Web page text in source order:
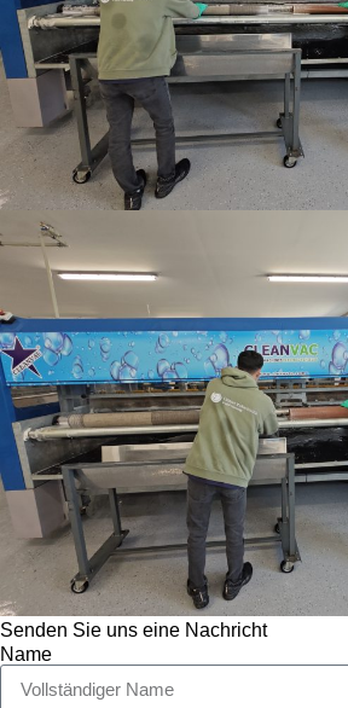
Senden Sie uns eine Nachricht
Name